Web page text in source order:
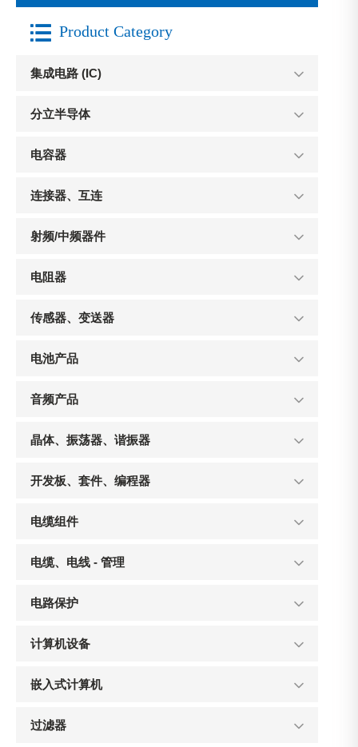
 Product Category
集成电路 (IC)
分立半导体
电容器
连接器、互连
射频/中频器件
电阻器
传感器、变送器
电池产品
音频产品
晶体、振荡器、谐振器
开发板、套件、编程器
电缆组件
电缆、电线 - 管理
电路保护
计算机设备
嵌入式计算机
过滤器